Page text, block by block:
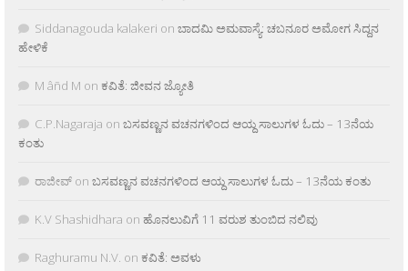
Siddanagouda kalakeri on ಬಾದಮಿ ಅಮವಾಸ್ಯೆ: ಚಬನೂರ ಅಮೋಗ ಸಿದ್ದನ
ಹೇಳಿಕೆ
M âñd M on ಕವಿತೆ: ಜೀವನ ಜ್ಯೋತಿ
C.P.Nagaraja on ಬಸವಣ್ಣನ ವಚನಗಳಿಂದ ಆಯ್ದ ಸಾಲುಗಳ ಓದು – 13ನೆಯ
ಕಂತು
ರಾಜೀವ್ on ಬಸವಣ್ಣನ ವಚನಗಳಿಂದ ಆಯ್ದ ಸಾಲುಗಳ ಓದು – 13ನೆಯ ಕಂತು
K.V Shashidhara on ಹೊನಲುವಿಗೆ 11 ವರುಶ ತುಂಬಿದ ನಲಿವು
Raghuramu N.V. on ಕವಿತೆ: ಅವಳು